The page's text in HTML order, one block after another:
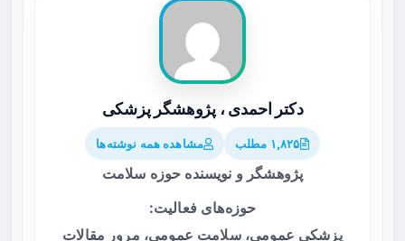
دکتر احمدی ، پژوهشگر پزشکی
۱,۸۲۵ مطلب مشاهده همه نوشته‌ها
پژوهشگر و نویسنده حوزه سلامت
حوزه‌های فعالیت:
پزشکی عمومی، سلامت عمومی، مرور مقالات